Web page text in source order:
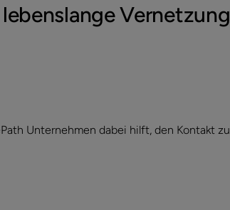
Vernetzung
Unternehmen dabei hilft, den Kontakt zu